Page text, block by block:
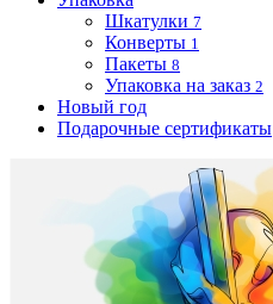
Шкатулки 7
Конверты 1
Пакеты 8
Упаковка на заказ 2
Новый год
Подарочные сертификаты